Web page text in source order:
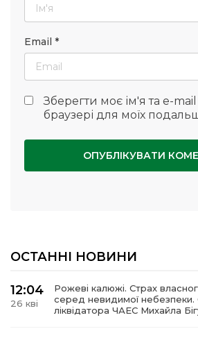
Email *
Зберегти моє ім'я та e-
браузері для моїх
ОСТАННІ НОВИНИ
12:04
26 кві
Рожеві калюжі. Страх
серед невидимої небезпеки.
ліквідатора ЧАЕС Михайла